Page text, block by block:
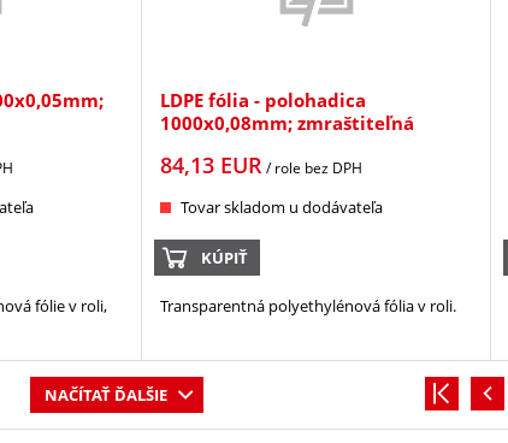
fólie v roli,
LDPE fólia - polohadica
1000x0,08mm; zmraštiteľná
84,13EUR/ role bez DPH
Tovar skladom u dodávateľa
KÚPIŤ
Transparentná polyethylénová fólia v roli.
NAČÍTAŤ ĎALŠIE